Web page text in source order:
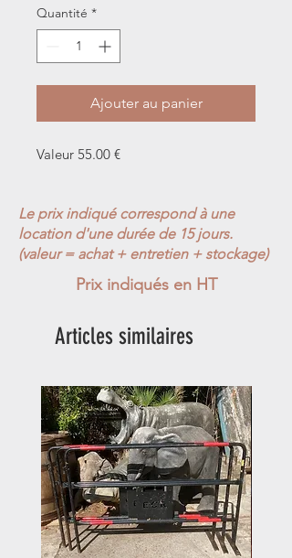
Quantité *
Ajouter au panier
Valeur 55.00 €
Le prix indiqué correspond à une
location d'une durée de 15 jours.
(valeur = achat + entretien + stockage)
Prix indiqués en HT
Articles similaires